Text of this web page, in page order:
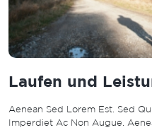
Laufen und
Aenean Sed Lorem Est. Sed
Imperdiet Ac Non Augue.